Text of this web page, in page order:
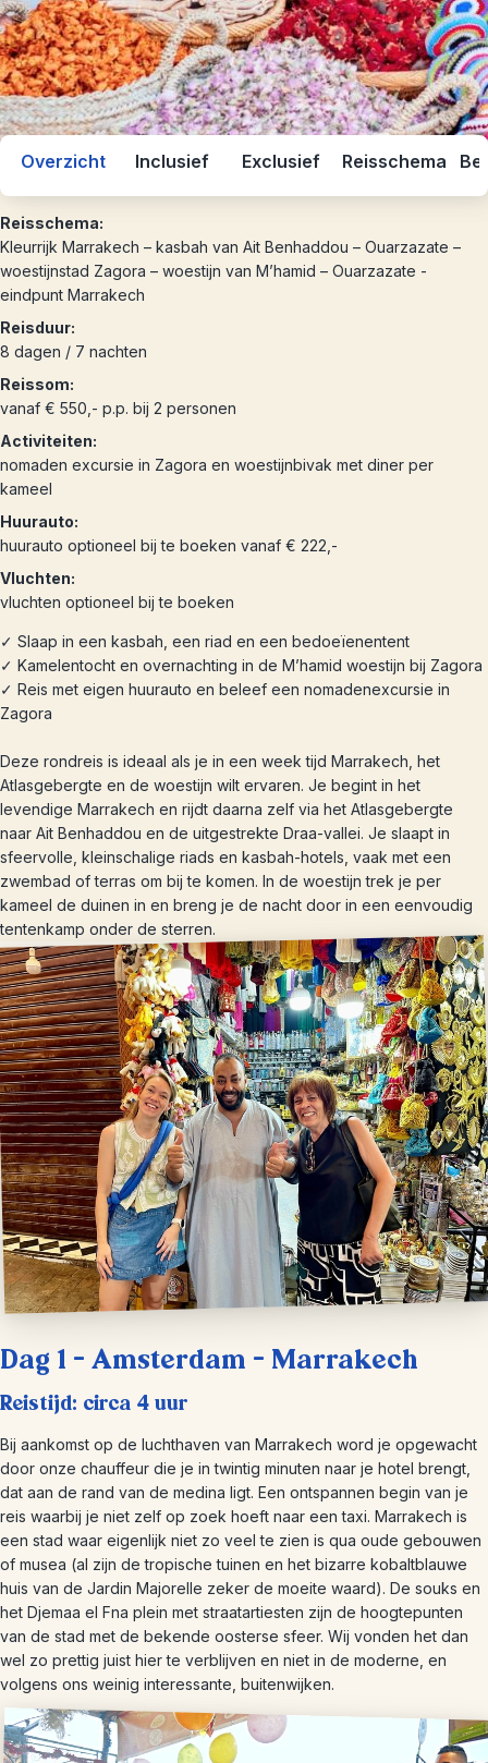
Overzicht Inclusief Exclusief Reisschema
Reisschema:
Kleurrijk Marrakech – kasbah van Ait Benhaddou – Ouarzazate –
woestijnstad Zagora – woestijn van M’hamid – Ouarzazate -
eindpunt Marrakech
Reisduur:
8 dagen / 7 nachten
Reissom:
vanaf € 550,- p.p. bij 2 personen
Activiteiten:
nomaden excursie in Zagora en woestijnbivak met diner per
kameel
Huurauto:
huurauto optioneel bij te boeken vanaf € 222,-
Vluchten:
vluchten optioneel bij te boeken
✓ Slaap in een kasbah, een riad en een bedoeïenentent
✓ Kamelentocht en overnachting in de M’hamid woestijn bij Zagora
✓ Reis met eigen huurauto en beleef een nomadenexcursie in
Zagora
Deze rondreis is ideaal als je in een week tijd Marrakech, het
Atlasgebergte en de woestijn wilt ervaren. Je begint in het
levendige Marrakech en rijdt daarna zelf via het Atlasgebergte
naar Ait Benhaddou en de uitgestrekte Draa-vallei. Je slaapt in
sfeervolle, kleinschalige riads en kasbah-hotels, vaak met een
zwembad of terras om bij te komen. In de woestijn trek je per
kameel de duinen in en breng je de nacht door in een eenvoudig
tentenkamp onder de sterren.
Dag 1 – Amsterdam – Marrakech
Reistijd: circa 4 uur
Bij aankomst op de luchthaven van Marrakech word je opgewacht
door onze chauffeur die je in twintig minuten naar je hotel brengt,
dat aan de rand van de medina ligt. Een ontspannen begin van je
reis waarbij je niet zelf op zoek hoeft naar een taxi. Marrakech is
een stad waar eigenlijk niet zo veel te zien is qua oude gebouwen
of musea (al zijn de tropische tuinen en het bizarre kobaltblauwe
huis van de Jardin Majorelle zeker de moeite waard). De souks en
het Djemaa el Fna plein met straatartiesten zijn de hoogtepunten
van de stad met de bekende oosterse sfeer. Wij vonden het dan
wel zo prettig juist hier te verblijven en niet in de moderne, en
volgens ons weinig interessante, buitenwijken.